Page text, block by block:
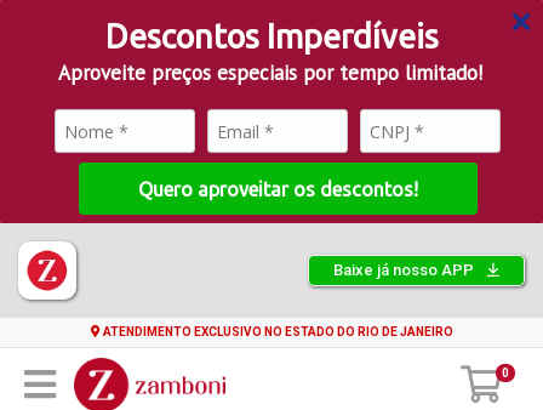
Descontos Imperdíveis
Aproveite preços especiais por tempo limitado!
Quero aproveitar os descontos!
Baixe já nosso APP
ATENDIMENTO EXCLUSIVO NO ESTADO DO RIO DE JANEIRO
0